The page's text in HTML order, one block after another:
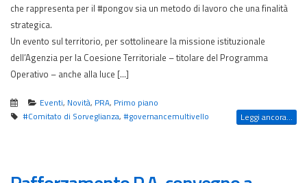
che rappresenta per il #pongov sia un metodo di lavoro che una finalità
strategica.
Un evento sul territorio, per sottolineare la missione istituzionale
dell’Agenzia per la Coesione Territoriale – titolare del Programma
Operativo – anche alla luce […]
Eventi, Novità, PRA, Primo piano
#Comitato di Sorveglianza, #governancemultivello Leggi ancora...